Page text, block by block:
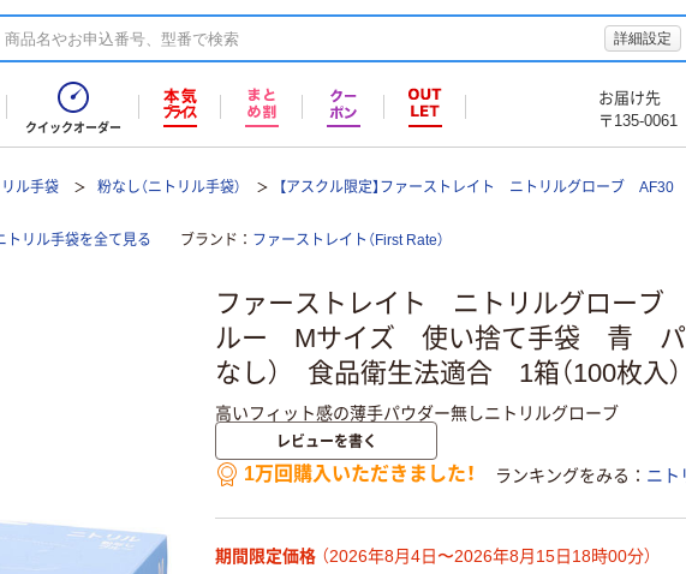
詳細設定
クイックオーダー
お届け先
〒135-0061
ル手袋 粉なし（ニトリル手袋） 【アスクル限定】ファーストレイト ニトリルグローブ AF30
トリル手袋を全て見る ブランド ファーストレイト（First Rate）
ファーストレイト ニトリルグロー
ルー Mサイズ 使い捨て手袋 青 パ
なし） 食品衛生法適合 1箱（100枚入
高いフィット感の薄手パウダー無しニトリルグローブ
レビューを書く
1万回購入いただきました！
ランキングをみる ニト
期間限定価格 （2026年8月4日〜2026年8月15日18時00分）